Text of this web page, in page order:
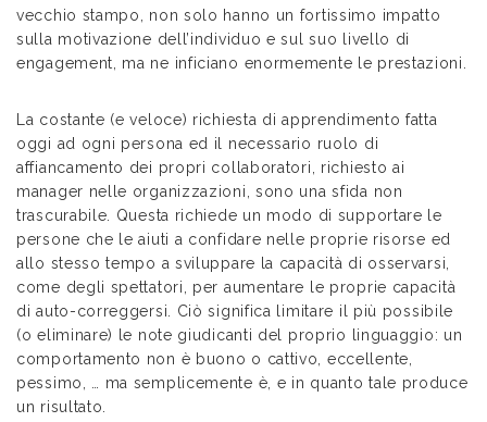
vecchio stampo, non solo hanno un fortissimo impatto
sulla motivazione dell’individuo e sul suo livello di
engagement, ma ne inficiano enormemente le prestazioni.
La costante (e veloce) richiesta di apprendimento fatta
oggi ad ogni persona ed il necessario ruolo di
affiancamento dei propri collaboratori, richiesto ai
manager nelle organizzazioni, sono una sfida non
trascurabile. Questa richiede un modo di supportare le
persone che le aiuti a confidare nelle proprie risorse ed
allo stesso tempo a sviluppare la capacità di osservarsi,
come degli spettatori, per aumentare le proprie capacità
di auto-correggersi. Ciò significa limitare il più possibile
(o eliminare) le note giudicanti del proprio linguaggio: un
comportamento non è buono o cattivo, eccellente,
pessimo, … ma semplicemente è, e in quanto tale produce
un risultato.